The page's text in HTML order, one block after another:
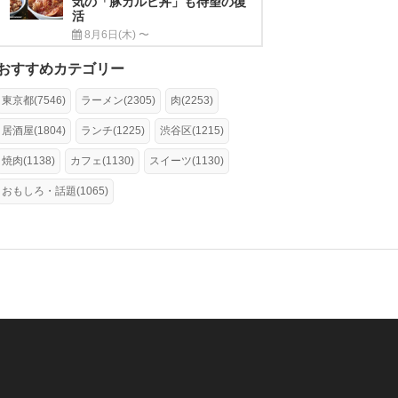
活
8月6日(木) 〜
すすめカテゴリー
東京都(7546) ラーメン(2305) 肉(2253)
居酒屋(1804) ランチ(1225) 渋谷区(1215)
焼肉(1138) カフェ(1130) スイーツ(1130)
おもしろ・話題(1065)